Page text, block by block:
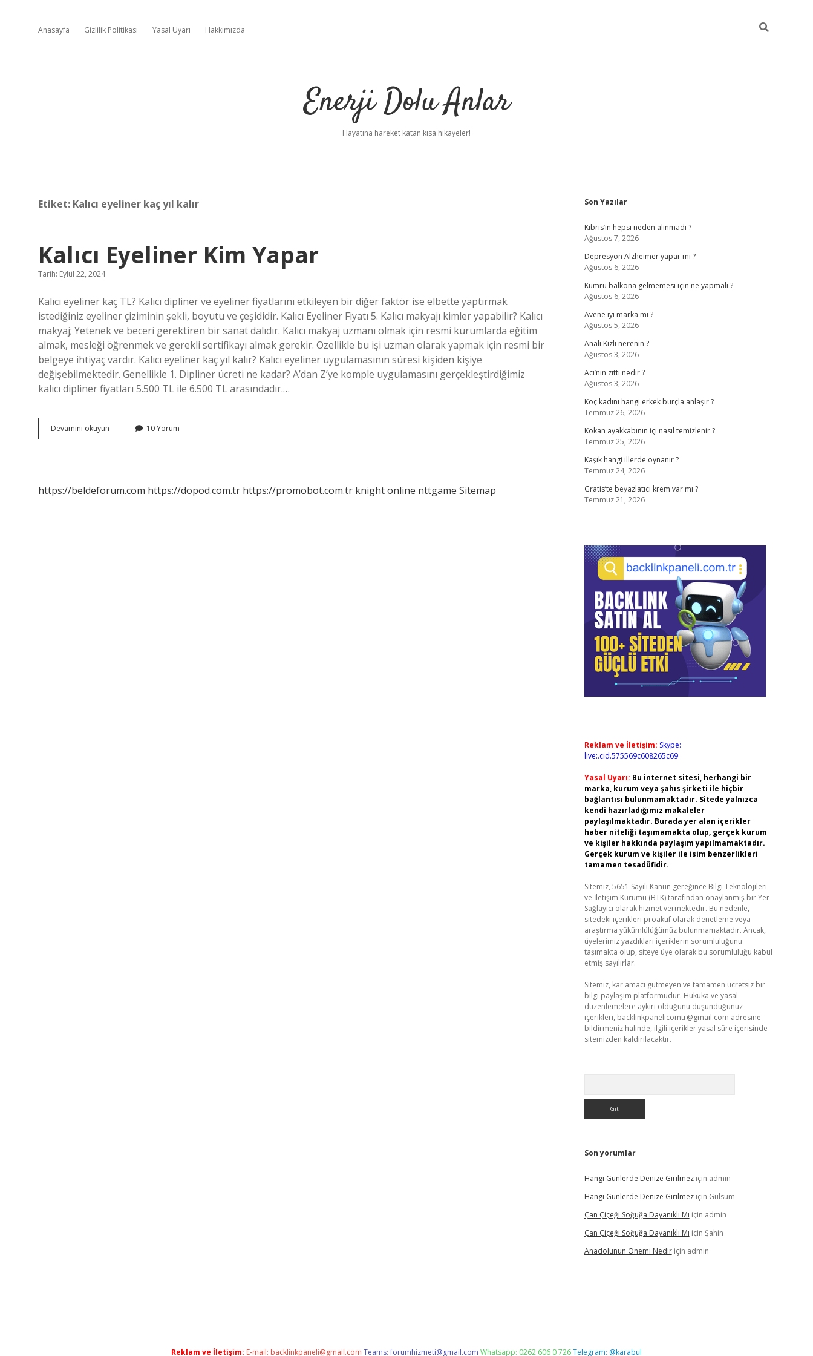
Anasayfa Gizlilik Politikası Yasal Uyarı Hakkımızda
Enerji Dolu Anlar
Hayatına hareket katan kısa hikayeler!
Etiket: Kalıcı eyeliner kaç yıl kalır
Kalıcı Eyeliner Kim Yapar
Tarih: Eylül 22, 2024
Kalıcı eyeliner kaç TL? Kalıcı dipliner ve eyeliner fiyatlarını etkileyen bir diğer faktör ise elbette yaptırmak
istediğiniz eyeliner çiziminin şekli, boyutu ve çeşididir. Kalıcı Eyeliner Fiyatı 5. Kalıcı makyajı kimler yapabilir? Kalıcı
makyaj; Yetenek ve beceri gerektiren bir sanat dalıdır. Kalıcı makyaj uzmanı olmak için resmi kurumlarda eğitim
almak, mesleği öğrenmek ve gerekli sertifikayı almak gerekir. Özellikle bu işi uzman olarak yapmak için resmi bir
belgeye ihtiyaç vardır. Kalıcı eyeliner kaç yıl kalır? Kalıcı eyeliner uygulamasının süresi kişiden kişiye
değişebilmektedir. Genellikle 1. Dipliner ücreti ne kadar? A’dan Z’ye komple uygulamasını gerçekleştirdiğimiz
kalıcı dipliner fiyatları 5.500 TL ile 6.500 TL arasındadır.…
Devamını okuyun
Eyeliner
10 Yorum
https://beldeforum.com https://dopod.com.tr https://promobot.com.tr knight online nttgame Sitemap
Sidebar
Son Yazılar
Kıbrıs’ın hepsi neden alınmadı ?
Ağustos 7, 2026
Depresyon Alzheimer yapar mı ?
Ağustos 6, 2026
Kumru balkona gelmemesi için ne yapmalı ?
Ağustos 6, 2026
Avene iyi marka mı ?
Ağustos 5, 2026
Analı Kızlı nerenin ?
Ağustos 3, 2026
Acı’nın zıttı nedir ?
Ağustos 3, 2026
Koç kadını hangi erkek burçla anlaşır ?
Temmuz 26, 2026
Kokan ayakkabının içi nasıl temizlenir ?
Temmuz 25, 2026
Kaşık hangi illerde oynanır ?
Temmuz 24, 2026
Gratis’te beyazlatıcı krem var mı ?
Temmuz 21, 2026
Reklam ve İletişim: Skype:
live:.cid.575569c608265c69
Yasal Uyarı: Bu internet sitesi, herhangi bir
marka, kurum veya şahıs şirketi ile hiçbir
bağlantısı bulunmamaktadır. Sitede yalnızca
kendi hazırladığımız makaleler
paylaşılmaktadır. Burada yer alan içerikler
haber niteliği taşımamakta olup, gerçek kurum
ve kişiler hakkında paylaşım yapılmamaktadır.
Gerçek kurum ve kişiler ile isim benzerlikleri
tamamen tesadüfidir.
Sitemiz, 5651 Sayılı Kanun gereğince Bilgi Teknolojileri
ve İletişim Kurumu (BTK) tarafından onaylanmış bir Yer
Sağlayıcı olarak hizmet vermektedir. Bu nedenle,
sitedeki içerikleri proaktif olarak denetleme veya
araştırma yükümlülüğümüz bulunmamaktadır. Ancak,
üyelerimiz yazdıkları içeriklerin sorumluluğunu
taşımakta olup, siteye üye olarak bu sorumluluğu kabul
etmiş sayılırlar.
Sitemiz, kar amacı gütmeyen ve tamamen ücretsiz bir
bilgi paylaşım platformudur. Hukuka ve yasal
düzenlemelere aykırı olduğunu düşündüğünüz
içerikleri, backlinkpanelicomtr@gmail.com adresine
bildirmeniz halinde, ilgili içerikler yasal süre içerisinde
sitemizden kaldırılacaktır.
Son yorumlar
Hangi Günlerde Denize Girilmeziçin admin
Hangi Günlerde Denize Girilmeziçin Gülsüm
Çan Çiçeği Soğuğa Dayanıklı Mı için admin
Çan Çiçeği Soğuğa Dayanıklı Mı için Şahin
Anadolunun Onemi Nediriçin admin
Reklam ve İletişim: E-mail: backlinkpaneli@gmail.com Teams:forumhizmeti@gmail.com Whatsapp: 0262 606 0 726Telegram: @karabul